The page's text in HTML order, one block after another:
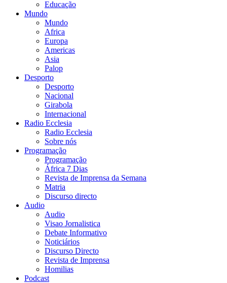
Educação
Mundo
Mundo
Africa
Europa
Americas
Asia
Palop
Desporto
Desporto
Nacional
Girabola
Internacional
Radio Ecclesia
Radio Ecclesia
Sobre nós
Programação
Programação
África 7 Dias
Revista de Imprensa da Semana
Matria
Discurso directo
Audio
Audio
Visao Jornalistica
Debate Informativo
Noticiários
Discurso Directo
Revista de Imprensa
Homilias
Podcast